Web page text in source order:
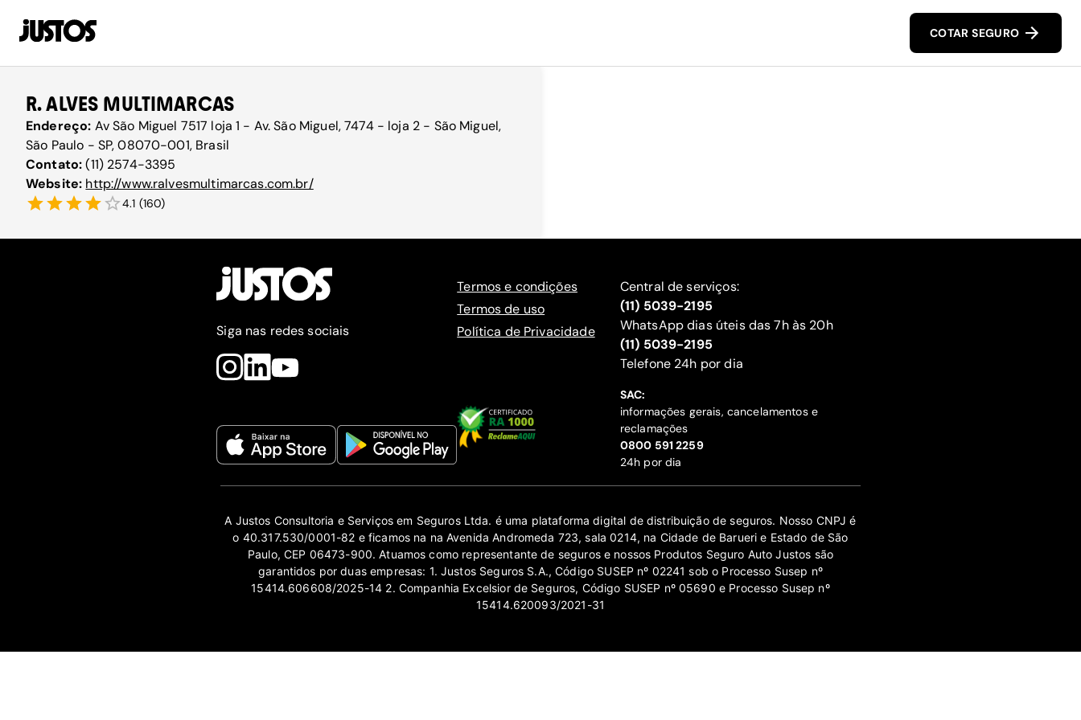
COTAR SEGURO
R. ALVES MULTIMARCAS
Endereço: Av São Miguel 7517 loja 1 - Av. São Miguel, 7474 - loja 2 - São Miguel,
São Paulo - SP, 08070-001, Brasil
Contato:(11) 2574-3395
Website: http://www.ralvesmultimarcas.com.br/
4.1 (160)
Siga nas redes sociais
Termos e condições
Termos de uso
Política de Privacidade
Central de serviços:
(11) 5039-2195
WhatsApp dias úteis das 7h às 20h
(11) 5039-2195
‍Telefone 24h por dia
SAC:
informações gerais, cancelamentos e
reclamações
‍0800 591 2259
24h por dia
A Justos Consultoria e Serviços em Seguros Ltda. é uma plataforma digital de distribuição de seguros. Nosso CNPJ é
o 40.317.530/0001-82 e ficamos na na Avenida Andromeda 723, sala 0214, na Cidade de Barueri e Estado de São
Paulo, CEP 06473-900. Atuamos como representante de seguros e nossos Produtos Seguro Auto Justos são
garantidos por duas empresas: 1. Justos Seguros S.A., Código SUSEP nº 02241 sob o Processo Susep nº
15414.606608/2025-14 2. Companhia Excelsior de Seguros, Código SUSEP nº 05690 e Processo Susep nº
15414.620093/2021-31